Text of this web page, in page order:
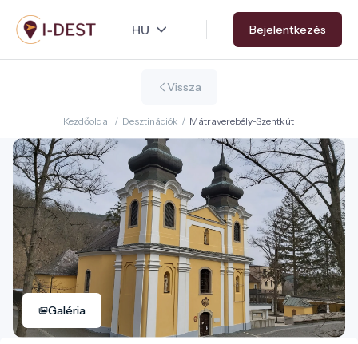
Ugrás
a
tartalomra
Bejelentkezés
Vissza
Kezdőoldal / Desztinációk / Mátraverebély-Szentkút
Galéria